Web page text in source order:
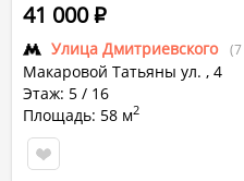
Улица Дмитриевского
Макаровой Татьяны ул. , 4
Этаж: 5 / 16
Площадь: 58 м2
41 000Р